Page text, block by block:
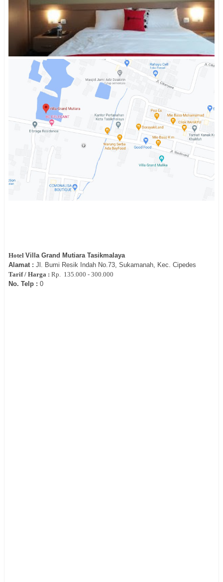
Hotel Villa Grand Mutiara Tasikmalaya
Alamat : Jl. Bumi Resik Indah No.73, Sukamanah, Kec. Cipedes
Tarif / Harga : Rp. 135.000 - 300.000
No. Telp : 0